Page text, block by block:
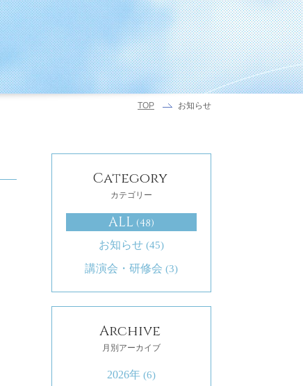
TOP お知らせ
Category
カテゴリー
ALL (48)
お知らせ (45)
講演会・研修会 (3)
Archive
月別アーカイブ
2026年 (6)